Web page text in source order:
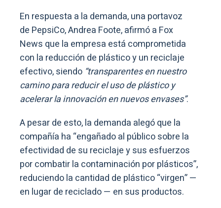
En respuesta a la demanda, una portavoz
de PepsiCo, Andrea Foote, afirmó a Fox
News que la empresa está comprometida
con la reducción de plástico y un reciclaje
efectivo, siendo “transparentes en nuestro
camino para reducir el uso de plástico y
acelerar la innovación en nuevos envases”.
A pesar de esto, la demanda alegó que la
compañía ha “engañado al público sobre la
efectividad de su reciclaje y sus esfuerzos
por combatir la contaminación por plásticos”,
reduciendo la cantidad de plástico “virgen” —
en lugar de reciclado — en sus productos.